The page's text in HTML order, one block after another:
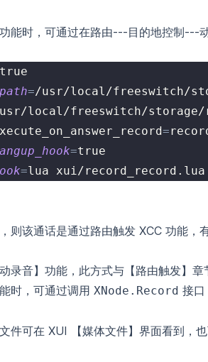
能时，可通过在路由---目的地控制---
true
=/usr/local/freeswitch/
local/freeswitch/storage/
=
=true
=lua xui/record_record.lua //呼
则该通话是通过路由触发 XCC 功能，
录音】功能，此方式与【路由触发】章
时，可通过调用 XNode.Record 接口
件可在 XUI 【媒体文件】界面看到，